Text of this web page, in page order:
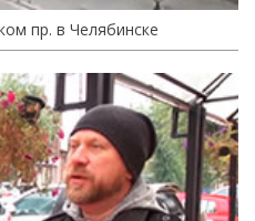
пр. в Челябинске